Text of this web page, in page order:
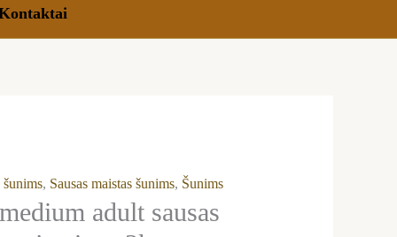
šunims, Sausas maistas šunims, Šunims
adult sausas